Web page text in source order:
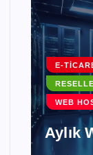
E-
WEB
Aylık